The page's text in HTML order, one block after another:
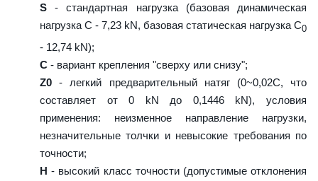
S - стандартная нагрузка (базовая динамическая
нагрузка C - 7,23 kN, базовая статическая нагрузка С0
- 12,74 kN);
C - вариант крепления "сверху или снизу";
Z0 - легкий предварительный натяг (0~0,02C, что
составляет от 0 kN до 0,1446 kN), условия
применения: неизменное направление нагрузки,
незначительные толчки и невысокие требования по
точности;
H - высокий класс точности (допустимые отклонения